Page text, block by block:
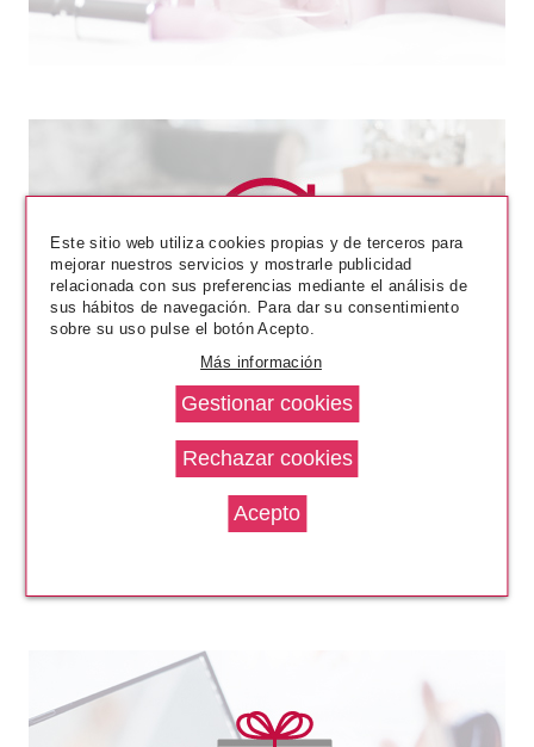
SISLEY
SISLEY PHYTO-LÈVRES
7 RUBY
Pvr 49.50€
-32%
desde
33.55€
Este sitio web utiliza cookies propias y de terceros para
mejorar nuestros servicios y mostrarle publicidad
relacionada con sus preferencias mediante el análisis de
sus hábitos de navegación. Para dar su consentimiento
sobre su uso pulse el botón Acepto.
Más información